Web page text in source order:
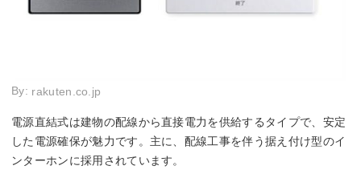
By: rakuten.co.jp
電源直結式は建物の配線から直接電力を供給するタイプで、安定
した電源確保が魅力です。主に、配線工事を伴う据え付け型のイ
ンターホンに採用されています。